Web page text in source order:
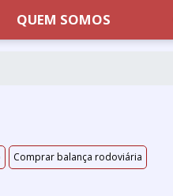
QUEM SOMOS
Comprar balança rodoviária